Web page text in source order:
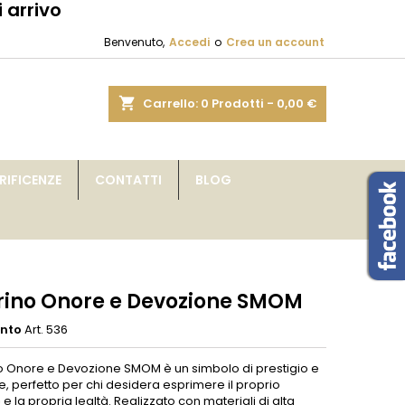
arrivo
Benvenuto, Accedi o Crea un account
shopping_cart Carrello: 0 Prodotti - 0,00 €
CONTATTI BLOG
Onore e Devozione SMOM
Art. 536
Onore e Devozione SMOM è un simbolo di prestigio e
perfetto per chi desidera esprimere il proprio
la propria lealtà. Realizzato con materiali di alta